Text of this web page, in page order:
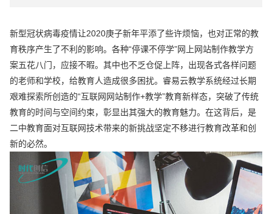
新型冠状病毒疫情让2020庚子新年平添了些许烦恼，也对正常的教
育秩序产生了不利的影响。各种“停课不停学”网上网站制作教学方
案五花八门，应接不暇。其中也不乏仓促上阵，出现各式各样问题
的老师和学校，给教育人造成很多困扰。睿易云教学系统经过长期
艰难探索所创造的“互联网网站制作+教学”教育新样态，突破了传统
教育的时间与空间约束，彰显出其强大的教育魅力。在这背后，是
二中教育面对互联网技术带来的新挑战坚定不移进行教育改革和创
新的必然。